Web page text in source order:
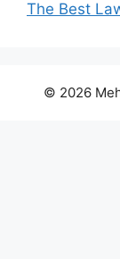
The Best
© 2026